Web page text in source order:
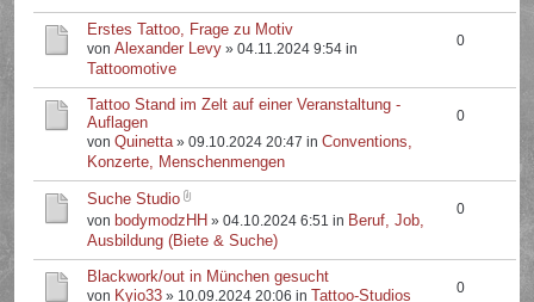
Erstes Tattoo, Frage zu Motiv
vonAlexander Levy » 04.11.2024 9:54 in
Tattoomotive
0
Tattoo Stand im Zelt auf einer Veranstaltung -
Auflagen
vonQuinetta» 09.10.2024 20:47 inConventions,
Konzerte, Menschenmengen
0
Suche Studio
von bodymodzHH » 04.10.2024 6:51 in Beruf, Job,
Ausbildung (Biete & Suche)
0
Blackwork/out in München gesucht
von Kyio33 » 10.09.2024 20:06 in Tattoo-Studios 0